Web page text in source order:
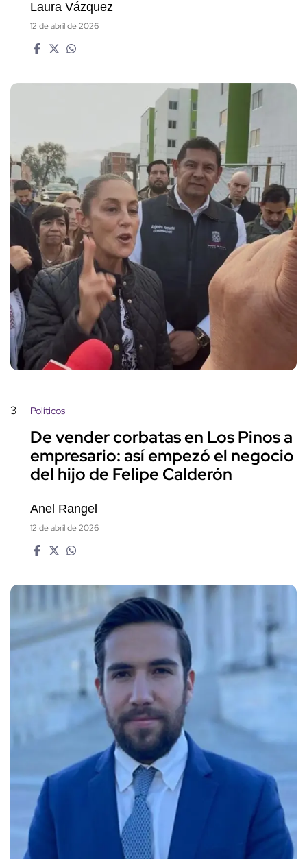
Laura Vázquez
12 de abril de 2026
3 Políticos
De vender corbatas en Los Pinos a
empresario: así empezó el negocio
del hijo de Felipe Calderón
Anel Rangel
12 de abril de 2026